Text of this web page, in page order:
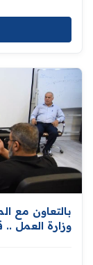
بالتعاون مع
وزارة العمل ..